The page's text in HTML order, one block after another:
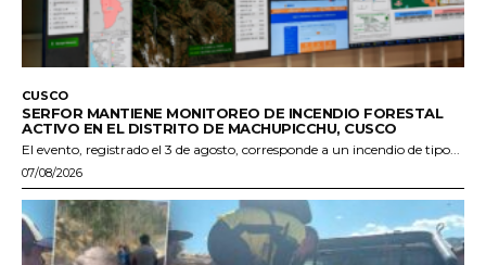
CUSCO
SERFOR MANTIENE MONITOREO DE INCENDIO FORESTAL
ACTIVO EN EL DISTRITO DE MACHUPICCHU, CUSCO
El evento, registrado el 3 de agosto, corresponde a un incendio de tipo...
07/08/2026